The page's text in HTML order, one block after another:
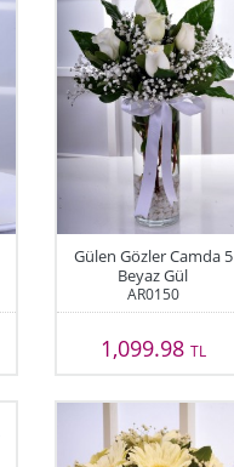
Gülen Gözler Camda 5
Beyaz Gül
AR0150
1,099.98 TL